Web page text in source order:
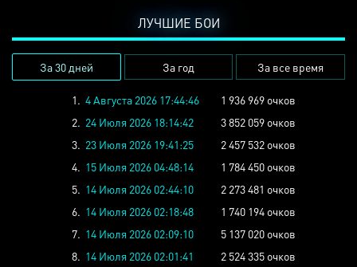
ЛУЧШИЕ БОИ
За 30 дней За год За все время
1. 4 Августа 2026 17:44:46
1 936 969 очков
2. 24 Июля 2026 18:14:42
3 852 059 очков
3. 23 Июля 2026 19:41:25
2 457 532 очков
4. 15 Июля 2026 04:48:14
1 784 450 очков
5. 14 Июля 2026 02:44:10
2 273 481 очков
6. 14 Июля 2026 02:18:48
1 740 194 очков
7. 14 Июля 2026 02:09:10
5 137 020 очков
8. 14 Июля 2026 02:01:41
2 524 335 очков